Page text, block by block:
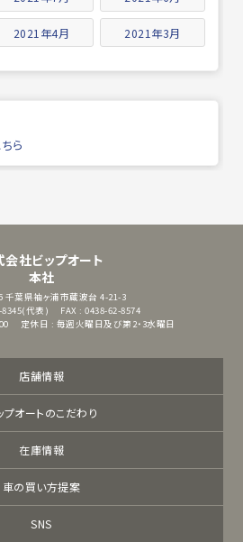
2021年4月 2021年3月
ら
会社ビップオート
本社
千葉県袖ヶ浦市蔵波台 4-21-3
8345(代表)
FAX : 0438-62-8574
定休日 : 毎週火曜日及び第2・3水曜日
店舗情報
プオートのこだわり
在庫情報
車の買い方提案
SNS